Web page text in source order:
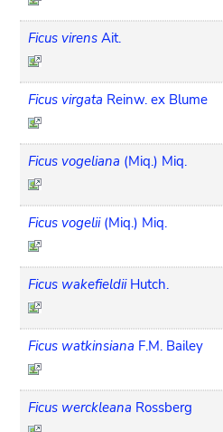
Ficus virens Ait.
Ficus virgata Reinw. ex Blume
Ficus vogeliana (Miq.) Miq.
Ficus vogelii (Miq.) Miq.
Ficus wakefieldii Hutch.
Ficus watkinsiana F.M. Bailey
Ficus werckleana Rossberg